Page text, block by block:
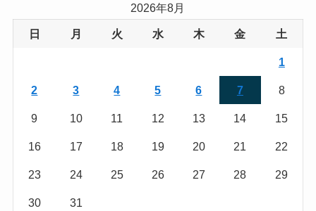
2026年8月
日 月 火 水 木 金 土
1
2 3 4 5 6 7 8
9 10 11 12 13 14 15
16 17 18 19 20 21 22
23 24 25 26 27 28 29
30 31